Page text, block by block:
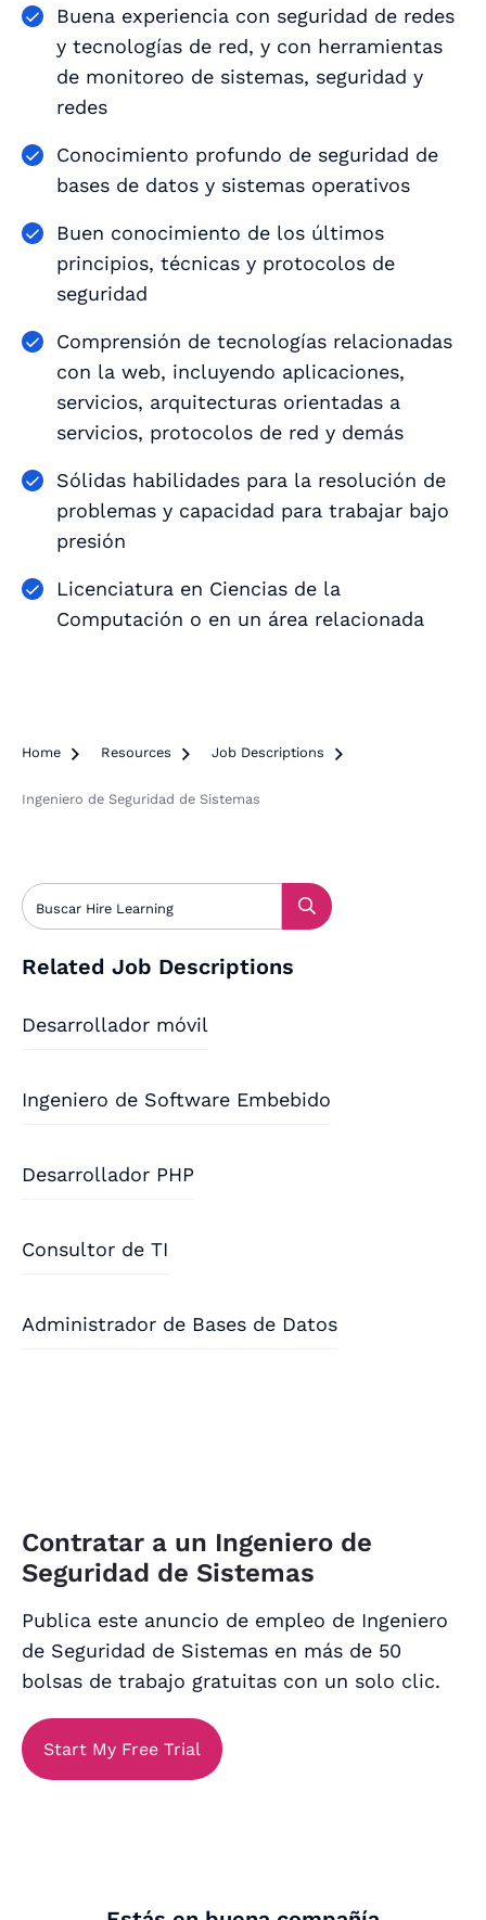
Buena experiencia con seguridad de redes
y tecnologías de red, y con herramientas
de monitoreo de sistemas, seguridad y
redes
Conocimiento profundo de seguridad de
bases de datos y sistemas operativos
Buen conocimiento de los últimos
principios, técnicas y protocolos de
seguridad
Comprensión de tecnologías relacionadas
con la web, incluyendo aplicaciones,
servicios, arquitecturas orientadas a
servicios, protocolos de red y demás
Sólidas habilidades para la resolución de
problemas y capacidad para trabajar bajo
presión
Licenciatura en Ciencias de la
Computación o en un área relacionada
Home  Resources  Job Descriptions 
Ingeniero de Seguridad de Sistemas
Related Job Descriptions
Desarrollador móvil
Ingeniero de Software Embebido
Desarrollador PHP
Consultor de TI
Administrador de Bases de Datos
Contratar a un Ingeniero de
Seguridad de Sistemas
Publica este anuncio de empleo de Ingeniero
de Seguridad de Sistemas en más de 50
bolsas de trabajo gratuitas con un solo clic.
Start My Free Trial